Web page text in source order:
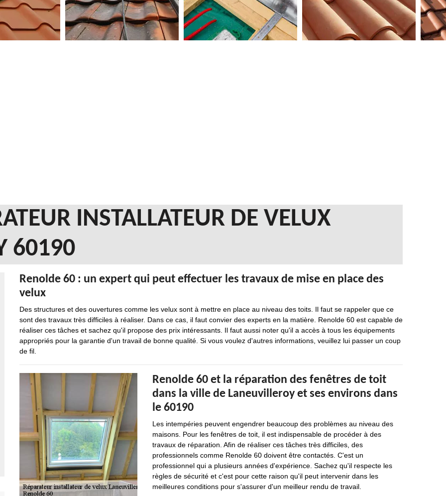
INSTALLATEUR DE VELUX
60190
Renolde 60 : un expert qui peut effectuer les travaux de mise en place des
velux
Des structures et des ouvertures comme les velux sont à mettre en place au niveau des toits. Il faut se rappeler que ce
sont des travaux très difficiles à réaliser. Dans ce cas, il faut convier des experts en la matière. Renolde 60 est capable de
réaliser ces tâches et sachez qu'il propose des prix intéressants. Il faut aussi noter qu'il a accès à tous les équipements
appropriés pour la garantie d'un travail de bonne qualité. Si vous voulez d'autres informations, veuillez lui passer un coup
de fil.
Renolde 60 et la réparation des fenêtres de toit
dans la ville de Laneuvilleroy et ses environs dans
le 60190
Les intempéries peuvent engendrer beaucoup des problèmes au niveau des
maisons. Pour les fenêtres de toit, il est indispensable de procéder à des
travaux de réparation. Afin de réaliser ces tâches très difficiles, des
professionnels comme Renolde 60 doivent être contactés. C'est un
professionnel qui a plusieurs années d'expérience. Sachez qu'il respecte les
règles de sécurité et c'est pour cette raison qu'il peut intervenir dans les
meilleures conditions pour s'assurer d'un meilleur rendu de travail.